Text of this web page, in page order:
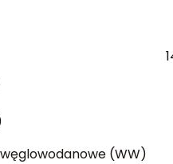
(WW)